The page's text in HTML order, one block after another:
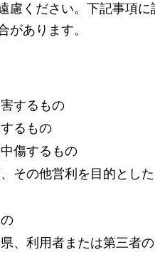
慮ください。下記事項
があります。
するもの
るもの
傷するもの
その他営利を目的とし
、利用者または第三者